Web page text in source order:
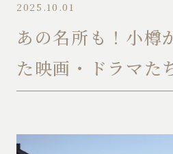
2025.10.01
あの名所も！小樽
た映画・ドラマた